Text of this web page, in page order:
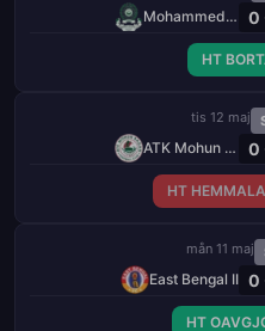
Mohammedan 0
HT
tis 12 maj
ATK Mohun Bagan 0
HT
mån 11 maj
East Bengal II 0
HT